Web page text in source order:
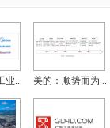
业... 美的：顺势而为...